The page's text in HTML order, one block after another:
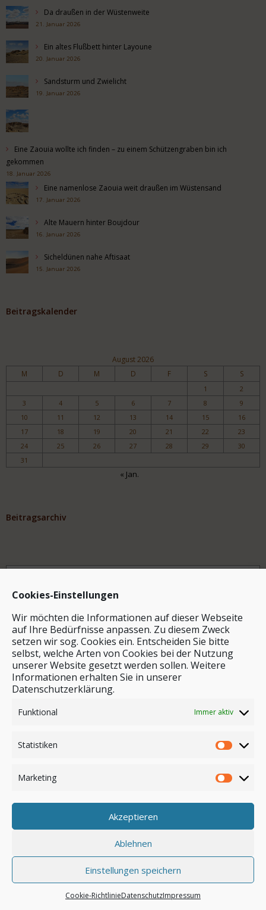
Cookies-Einstellungen
Wir möchten die Informationen auf dieser Webseite
auf Ihre Bedürfnisse anpassen. Zu diesem Zweck
setzen wir sog. Cookies ein. Entscheiden Sie bitte
selbst, welche Arten von Cookies bei der Nutzung
unserer Website gesetzt werden sollen. Weitere
Informationen erhalten Sie in unserer
Datenschutzerklärung.
Funktional Immer aktiv
Statistiken
Marketing
Akzeptieren
Ablehnen
Einstellungen speichern
Cookie-RichtlinieDatenschutzImpressum
Da draußen in der Wüstenweite
21. Januar 2026
Ein altes Flußbett hinter Layoune
20. Januar 2026
Sandsturm und Zwielicht
19. Januar 2026
Eine Zaouia wollte ich finden – zu einem Schützengraben bin ich
gekommen
18. Januar 2026
Eine namenlose Zaouia weit draußen im Wüstensand
17. Januar 2026
Alte Mauern hinter Boujdour
16. Januar 2026
Sicheldünen nahe Aftisaat
15. Januar 2026
Beitragskalender
August 2026
M D M D F S S
1
2
3
4 5 6 7 8
9
10
11 12 13 14 15
16
17
18 19 20 21 22
23
24
25 26 27 28 29
30
31
« Jan.
Beitragsarchiv
Archiv
Stichwortsuche
Anmelden
© by safar-reiseblog.de